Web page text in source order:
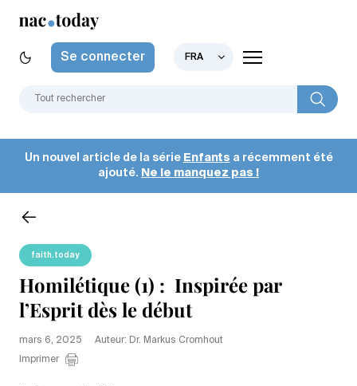
Se connecter FRA
Un nouvel article de la série Enfants a récemment été
ajouté. Ne le manquez pas !
faith.today
Homilétique (1) : Inspirée par
l’Esprit dès le début
mars 6, 2025
Auteur: Dr. Markus Cromhout
Imprimer